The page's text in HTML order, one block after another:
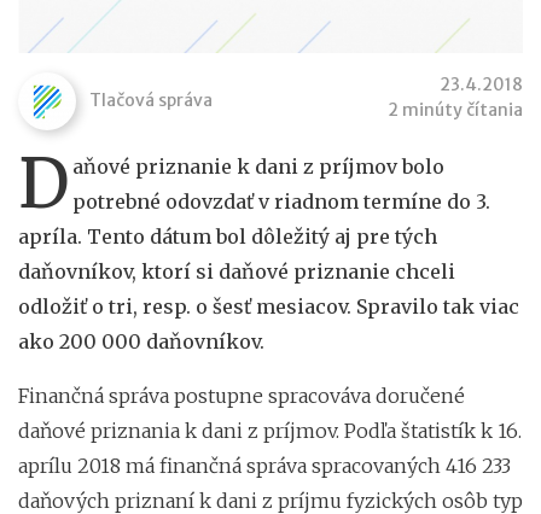
Tlačová správa
23.4.2018
2 minúty čítania
D aňové priznanie k dani z príjmov bolo
potrebné odovzdať v riadnom termíne do 3.
apríla. Tento dátum bol dôležitý aj pre tých
daňovníkov, ktorí si daňové priznanie chceli
odložiť o tri, resp. o šesť mesiacov. Spravilo tak viac
ako 200 000 daňovníkov.
Finančná správa postupne spracováva doručené
daňové priznania k dani z príjmov. Podľa štatistík k 16.
aprílu 2018 má finančná správa spracovaných 416 233
daňových priznaní k dani z príjmu fyzických osôb typ